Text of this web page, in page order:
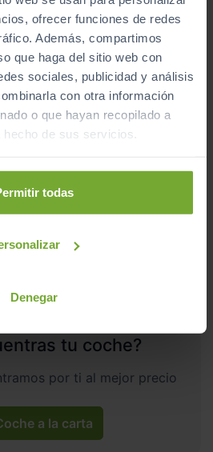
ofrecer funciones de redes
Además, compartimos
que haga del sitio web con
sociales, publicidad y análisis
con otra información
o que hayan recopilado a
de sus servicios.
todas
Denegar
XLS
30.500 €
29.100
346
tu coche?
por ti al mejor precio
a la carta